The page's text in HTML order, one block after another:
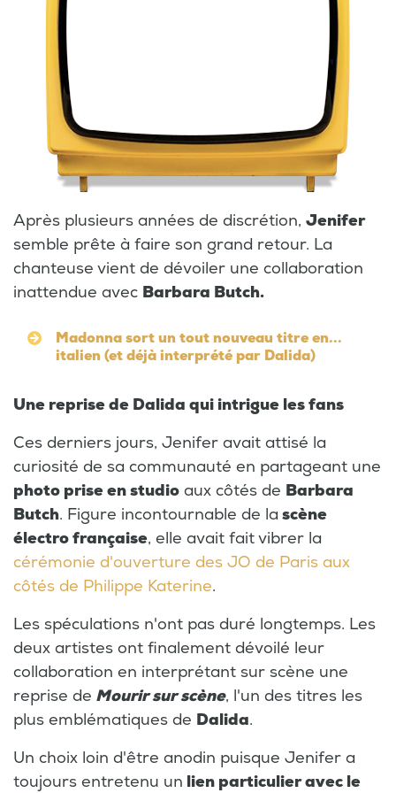
Après plusieurs années de discrétion, Jenifer
semble prête à faire son grand retour. La
chanteuse vient de dévoiler une collaboration
inattendue avec Barbara Butch.
Madonna sort un tout nouveau titre en...
italien (et déjà interprété par Dalida)
Une reprise de Dalida qui intrigue les fans
Ces derniers jours, Jenifer avait attisé la
curiosité de sa communauté en partageant une
photo prise en studio aux côtés de Barbara
Butch. Figure incontournable de la scène
électro française, elle avait fait vibrer la
cérémonie d'ouverture des JO de Paris aux
côtés de Philippe Katerine.
Les spéculations n'ont pas duré longtemps. Les
deux artistes ont finalement dévoilé leur
collaboration en interprétant sur scène une
reprise de Mourir sur scène, l'un des titres les
plus emblématiques de Dalida.
Un choix loin d'être anodin puisque Jenifer a
toujours entretenu un lien particulier avec le